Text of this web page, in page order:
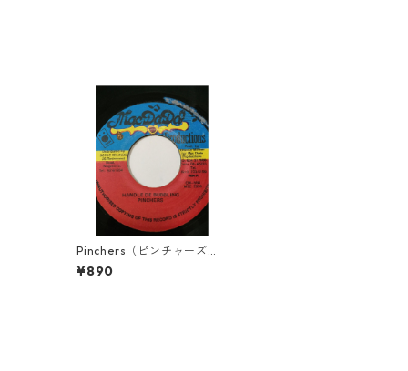
Pinchers（ピンチャーズ）
- Handle De Bubbling
【7'】
¥890